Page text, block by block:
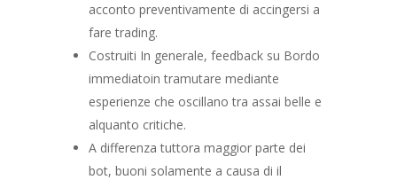
acconto preventivamente di accingersi a
fare trading.
Costruiti In generale, feedback su Bordo
immediatoin tramutare mediante
esperienze che oscillano tra assai belle e
alquanto critiche.
A differenza tuttora maggior parte dei
bot, buoni solamente a causa di il